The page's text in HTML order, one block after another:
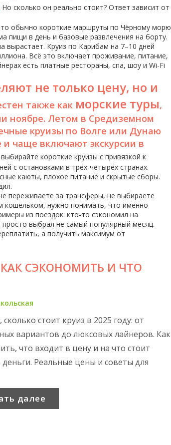
Но сколько он реально стоит? Ответ зависит от
обычно короткие маршруты по Чёрному морю
пищи в день и базовые развлечения на борту.
Круиз по Карибам на 7–10 дней
Всё это включает проживание, питание,
есть платные рестораны, спа, шоу и Wi-Fi
не только цену, но и
также как морские туры,
ноябре. Летом в Средиземном
круизы по Волге или Дунаю
чаще включают экскурсии в
короткие круизы с привязкой к
с остановками в трёх-четырёх странах.
каюты, плохое питание и скрытые сборы.
переживаете за трансферы, не выбираете
кошельком, нужно понимать, что именно
из поездок: кто-то сэкономил на
выбрал не самый популярный месяц.
а получить максимум от
СЭКОНОМИТЬ И ЧТО
сколько стоит круиз в 2025 году: от
вариантов до люксовых лайнеров. Как
что входит в цену и на что стоит
деньги. Реальные цены и советы для
далее